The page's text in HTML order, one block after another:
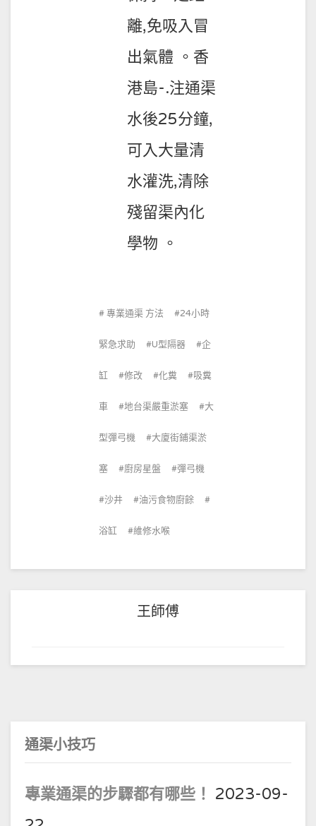
離,免吸入冒
出氣體 。香
港島-.注通渠
水後25分鐘,
可入大量清
水灌洗,清除
殘留渠內化
學物 。
專業通渠 方法 24小時
緊急求助 U型隔器 企
缸 修改 化糞 吸糞
車 地台渠嚴重淤塞 大
型彈弓機 大廈街鋪渠淤
塞 廚房星盤 彈弓機
沙井 油污食物廚餘
浴缸 維修水喉
王師傅
通渠小技巧
專業通渠的步驟都有哪些！ 2023-09-